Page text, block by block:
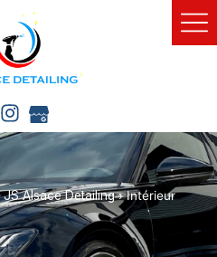
Alsace Detailing›Intérieur